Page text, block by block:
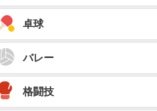
卓球
バレー
格闘技